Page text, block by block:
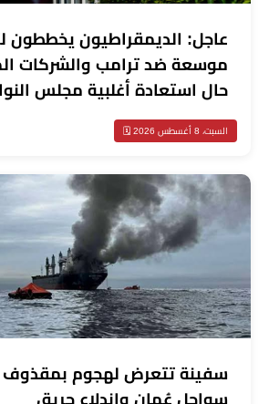
عاجل: الديمقراطيون يخططون
موسعة ضد ترامب والشركات
حال استعادة أغلبية مجلس
السبت، 8 أغسطس 2026 🗓️
سفينة تتعرض لهجوم بمقذوف
سواحل عُمان واندلاع حريق